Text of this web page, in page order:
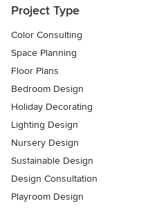
Project Type
Color Consulting
Space Planning
Floor Plans
Bedroom Design
Holiday Decorating
Lighting Design
Nursery Design
Sustainable Design
Design Consultation
Playroom Design